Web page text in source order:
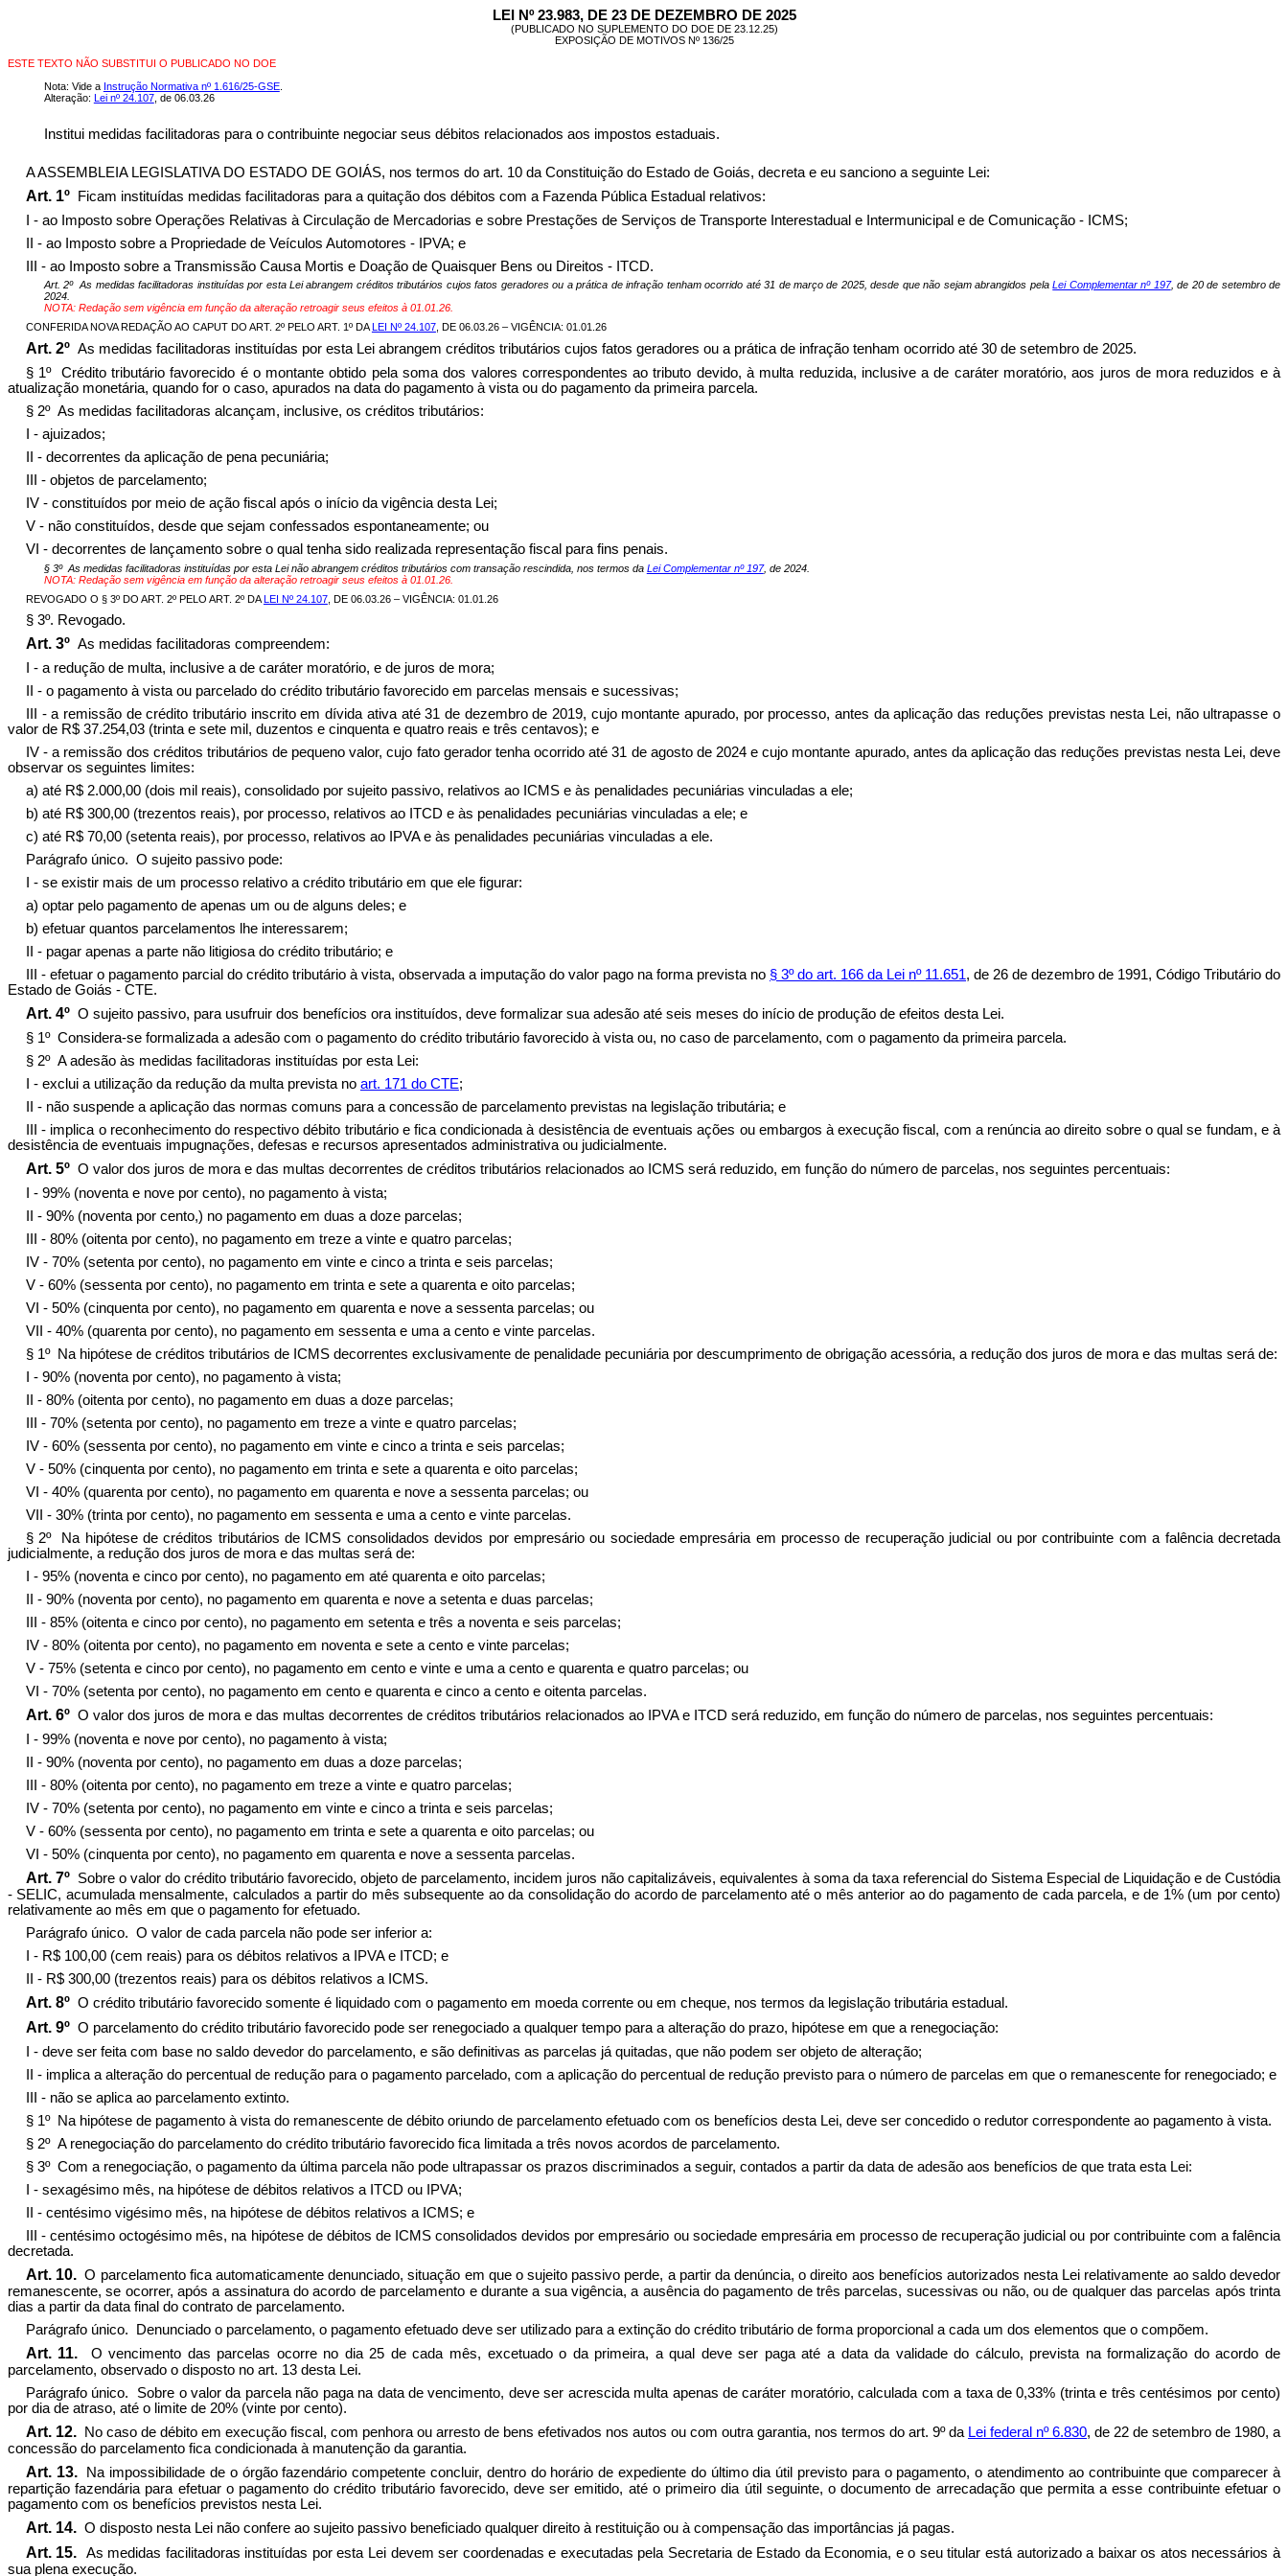
LEI Nº 23.983, DE 23 DE DEZEMBRO DE 2025
(PUBLICADO NO SUPLEMENTO DO DOE DE 23.12.25)
EXPOSIÇÃO DE MOTIVOS Nº 136/25
ESTE TEXTO NÃO SUBSTITUI O PUBLICADO NO DOE
Nota: Vide a Instrução Normativa nº 1.616/25-GSE.
Alteração: Lei nº 24.107, de 06.03.26
Institui medidas facilitadoras para o contribuinte negociar seus débitos relacionados aos impostos estaduais.
A ASSEMBLEIA LEGISLATIVA DO ESTADO DE GOIÁS, nos termos do art. 10 da Constituição do Estado de Goiás, decreta e eu sanciono a seguinte Lei:
Art. 1ºFicam instituídas medidas facilitadoras para a quitação dos débitos com a Fazenda Pública Estadual relativos:
I - ao Imposto sobre Operações Relativas à Circulação de Mercadorias e sobre Prestações de Serviços de Transporte Interestadual e Intermunicipal e de Comunicação - ICMS;
II - ao Imposto sobre a Propriedade de Veículos Automotores - IPVA; e
III - ao Imposto sobre a Transmissão Causa Mortis e Doação de Quaisquer Bens ou Direitos - ITCD.
Art. 2º As medidas facilitadoras instituídas por esta Lei abrangem créditos tributários cujos fatos geradores ou a prática de infração tenham ocorrido até 31 de março de 2025, desde que não sejam abrangidos pelaLei Complementar nº 197, de 20 de setembro de
2024.
NOTA: Redação sem vigência em função da alteração retroagir seus efeitos à 01.01.26.
CONFERIDA NOVA REDAÇÃO AO CAPUT DO ART. 2º PELO ART. 1º DA
LEI Nº 24.107, DE 06.03.26 – VIGÊNCIA: 01.01.26
Art. 2º As medidas facilitadoras instituídas por esta Lei abrangem créditos tributários cujos fatos geradores ou a prática de infração tenham ocorrido até 30 de setembro de 2025.
§ 1º Crédito tributário favorecido é o montante obtido pela soma dos valores correspondentes ao tributo devido, à multa reduzida, inclusive a de caráter moratório, aos juros de mora reduzidos e à
atualização monetária, quando for o caso, apurados na data do pagamento à vista ou do pagamento da primeira parcela.
§ 2º As medidas facilitadoras alcançam, inclusive, os créditos tributários:
I - ajuizados;
II - decorrentes da aplicação de pena pecuniária;
III - objetos de parcelamento;
IV - constituídos por meio de ação fiscal após o início da vigência desta Lei;
V - não constituídos, desde que sejam confessados espontaneamente; ou
VI - decorrentes de lançamento sobre o qual tenha sido realizada representação fiscal para fins penais.
§ 3º As medidas facilitadoras instituídas por esta Lei não abrangem créditos tributários com transação rescindida, nos termos da Lei Complementar nº 197, de 2024.
NOTA: Redação sem vigência em função da alteração retroagir seus efeitos à 01.01.26.
REVOGADO O § 3º DO ART. 2º PELO ART. 2º DALEI Nº 24.107, DE 06.03.26 – VIGÊNCIA: 01.01.26
§ 3º. Revogado.
Art. 3ºAs medidas facilitadoras compreendem:
I - a redução de multa, inclusive a de caráter moratório, e de juros de mora;
II - o pagamento à vista ou parcelado do crédito tributário favorecido em parcelas mensais e sucessivas;
III - a remissão de crédito tributário inscrito em dívida ativa até 31 de dezembro de 2019, cujo montante apurado, por processo, antes da aplicação das reduções previstas nesta Lei, não ultrapasse o
valor de R$ 37.254,03 (trinta e sete mil, duzentos e cinquenta e quatro reais e três centavos); e
IV - a remissão dos créditos tributários de pequeno valor, cujo fato gerador tenha ocorrido até 31 de agosto de 2024 e cujo montante apurado, antes da aplicação das reduções previstas nesta Lei, deve
observar os seguintes limites:
a) até R$ 2.000,00 (dois mil reais), consolidado por sujeito passivo, relativos ao ICMS e às penalidades pecuniárias vinculadas a ele;
b) até R$ 300,00 (trezentos reais), por processo, relativos ao ITCD e às penalidades pecuniárias vinculadas a ele; e
c) até R$ 70,00 (setenta reais), por processo, relativos ao IPVA e às penalidades pecuniárias vinculadas a ele.
Parágrafo único. O sujeito passivo pode:
I - se existir mais de um processo relativo a crédito tributário em que ele figurar:
a) optar pelo pagamento de apenas um ou de alguns deles; e
b) efetuar quantos parcelamentos lhe interessarem;
II - pagar apenas a parte não litigiosa do crédito tributário; e
III - efetuar o pagamento parcial do crédito tributário à vista, observada a imputação do valor pago na forma prevista no § 3º do art. 166 da Lei nº 11.651, de 26 de dezembro de 1991, Código Tributário do
Estado de Goiás - CTE.
Art. 4ºO sujeito passivo, para usufruir dos benefícios ora instituídos, deve formalizar sua adesão até seis meses do início de produção de efeitos desta Lei.
§ 1º Considera-se formalizada a adesão com o pagamento do crédito tributário favorecido à vista ou, no caso de parcelamento, com o pagamento da primeira parcela.
§ 2º A adesão às medidas facilitadoras instituídas por esta Lei:
I - exclui a utilização da redução da multa prevista no art. 171 do CTE;
II - não suspende a aplicação das normas comuns para a concessão de parcelamento previstas na legislação tributária; e
III - implica o reconhecimento do respectivo débito tributário e fica condicionada à desistência de eventuais ações ou embargos à execução fiscal, com a renúncia ao direito sobre o qual se fundam, e à
desistência de eventuais impugnações, defesas e recursos apresentados administrativa ou judicialmente.
Art. 5ºO valor dos juros de mora e das multas decorrentes de créditos tributários relacionados ao ICMS será reduzido, em função do número de parcelas, nos seguintes percentuais:
I - 99% (noventa e nove por cento), no pagamento à vista;
II - 90% (noventa por cento,) no pagamento em duas a doze parcelas;
III - 80% (oitenta por cento), no pagamento em treze a vinte e quatro parcelas;
IV - 70% (setenta por cento), no pagamento em vinte e cinco a trinta e seis parcelas;
V - 60% (sessenta por cento), no pagamento em trinta e sete a quarenta e oito parcelas;
VI - 50% (cinquenta por cento), no pagamento em quarenta e nove a sessenta parcelas; ou
VII - 40% (quarenta por cento), no pagamento em sessenta e uma a cento e vinte parcelas.
§ 1º Na hipótese de créditos tributários de ICMS decorrentes exclusivamente de penalidade pecuniária por descumprimento de obrigação acessória, a redução dos juros de mora e das multas será de:
I - 90% (noventa por cento), no pagamento à vista;
II - 80% (oitenta por cento), no pagamento em duas a doze parcelas;
III - 70% (setenta por cento), no pagamento em treze a vinte e quatro parcelas;
IV - 60% (sessenta por cento), no pagamento em vinte e cinco a trinta e seis parcelas;
V - 50% (cinquenta por cento), no pagamento em trinta e sete a quarenta e oito parcelas;
VI - 40% (quarenta por cento), no pagamento em quarenta e nove a sessenta parcelas; ou
VII - 30% (trinta por cento), no pagamento em sessenta e uma a cento e vinte parcelas.
§ 2º Na hipótese de créditos tributários de ICMS consolidados devidos por empresário ou sociedade empresária em processo de recuperação judicial ou por contribuinte com a falência decretada
judicialmente, a redução dos juros de mora e das multas será de:
I - 95% (noventa e cinco por cento), no pagamento em até quarenta e oito parcelas;
II - 90% (noventa por cento), no pagamento em quarenta e nove a setenta e duas parcelas;
III - 85% (oitenta e cinco por cento), no pagamento em setenta e três a noventa e seis parcelas;
IV - 80% (oitenta por cento), no pagamento em noventa e sete a cento e vinte parcelas;
V - 75% (setenta e cinco por cento), no pagamento em cento e vinte e uma a cento e quarenta e quatro parcelas; ou
VI - 70% (setenta por cento), no pagamento em cento e quarenta e cinco a cento e oitenta parcelas.
Art. 6ºO valor dos juros de mora e das multas decorrentes de créditos tributários relacionados ao IPVA e ITCD será reduzido, em função do número de parcelas, nos seguintes percentuais:
I - 99% (noventa e nove por cento), no pagamento à vista;
II - 90% (noventa por cento), no pagamento em duas a doze parcelas;
III - 80% (oitenta por cento), no pagamento em treze a vinte e quatro parcelas;
IV - 70% (setenta por cento), no pagamento em vinte e cinco a trinta e seis parcelas;
V - 60% (sessenta por cento), no pagamento em trinta e sete a quarenta e oito parcelas; ou
VI - 50% (cinquenta por cento), no pagamento em quarenta e nove a sessenta parcelas.
Art. 7ºSobre o valor do crédito tributário favorecido, objeto de parcelamento, incidem juros não capitalizáveis, equivalentes à soma da taxa referencial do Sistema Especial de Liquidação e de Custódia
- SELIC, acumulada mensalmente, calculados a partir do mês subsequente ao da consolidação do acordo de parcelamento até o mês anterior ao do pagamento de cada parcela, e de 1% (um por cento)
relativamente ao mês em que o pagamento for efetuado.
Parágrafo único. O valor de cada parcela não pode ser inferior a:
I - R$ 100,00 (cem reais) para os débitos relativos a IPVA e ITCD; e
II - R$ 300,00 (trezentos reais) para os débitos relativos a ICMS.
Art. 8ºO crédito tributário favorecido somente é liquidado com o pagamento em moeda corrente ou em cheque, nos termos da legislação tributária estadual.
Art. 9ºO parcelamento do crédito tributário favorecido pode ser renegociado a qualquer tempo para a alteração do prazo, hipótese em que a renegociação:
I - deve ser feita com base no saldo devedor do parcelamento, e são definitivas as parcelas já quitadas, que não podem ser objeto de alteração;
II - implica a alteração do percentual de redução para o pagamento parcelado, com a aplicação do percentual de redução previsto para o número de parcelas em que o remanescente for renegociado; e
III - não se aplica ao parcelamento extinto.
§ 1º Na hipótese de pagamento à vista do remanescente de débito oriundo de parcelamento efetuado com os benefícios desta Lei, deve ser concedido o redutor correspondente ao pagamento à vista.
§ 2º A renegociação do parcelamento do crédito tributário favorecido fica limitada a três novos acordos de parcelamento.
§ 3º Com a renegociação, o pagamento da última parcela não pode ultrapassar os prazos discriminados a seguir, contados a partir da data de adesão aos benefícios de que trata esta Lei:
I - sexagésimo mês, na hipótese de débitos relativos a ITCD ou IPVA;
II - centésimo vigésimo mês, na hipótese de débitos relativos a ICMS; e
III - centésimo octogésimo mês, na hipótese de débitos de ICMS consolidados devidos por empresário ou sociedade empresária em processo de recuperação judicial ou por contribuinte com a falência
decretada.
Art. 10. O parcelamento fica automaticamente denunciado, situação em que o sujeito passivo perde, a partir da denúncia, o direito aos benefícios autorizados nesta Lei relativamente ao saldo devedor
remanescente, se ocorrer, após a assinatura do acordo de parcelamento e durante a sua vigência, a ausência do pagamento de três parcelas, sucessivas ou não, ou de qualquer das parcelas após trinta
dias a partir da data final do contrato de parcelamento.
Parágrafo único. Denunciado o parcelamento, o pagamento efetuado deve ser utilizado para a extinção do crédito tributário de forma proporcional a cada um dos elementos que o compõem.
Art. 11. O vencimento das parcelas ocorre no dia 25 de cada mês, excetuado o da primeira, a qual deve ser paga até a data da validade do cálculo, prevista na formalização do acordo de
parcelamento, observado o disposto no art. 13 desta Lei.
Parágrafo único. Sobre o valor da parcela não paga na data de vencimento, deve ser acrescida multa apenas de caráter moratório, calculada com a taxa de 0,33% (trinta e três centésimos por cento)
por dia de atraso, até o limite de 20% (vinte por cento).
Art. 12.No caso de débito em execução fiscal, com penhora ou arresto de bens efetivados nos autos ou com outra garantia, nos termos do art. 9º da Lei federal nº 6.830, de 22 de setembro de 1980, a
concessão do parcelamento fica condicionada à manutenção da garantia.
Art. 13.Na impossibilidade de o órgão fazendário competente concluir, dentro do horário de expediente do último dia útil previsto para o pagamento, o atendimento ao contribuinte que comparecer à
repartição fazendária para efetuar o pagamento do crédito tributário favorecido, deve ser emitido, até o primeiro dia útil seguinte, o documento de arrecadação que permita a esse contribuinte efetuar o
pagamento com os benefícios previstos nesta Lei.
Art. 14.O disposto nesta Lei não confere ao sujeito passivo beneficiado qualquer direito à restituição ou à compensação das importâncias já pagas.
Art. 15. As medidas facilitadoras instituídas por esta Lei devem ser coordenadas e executadas pela Secretaria de Estado da Economia, e o seu titular está autorizado a baixar os atos necessários à
sua plena execução.